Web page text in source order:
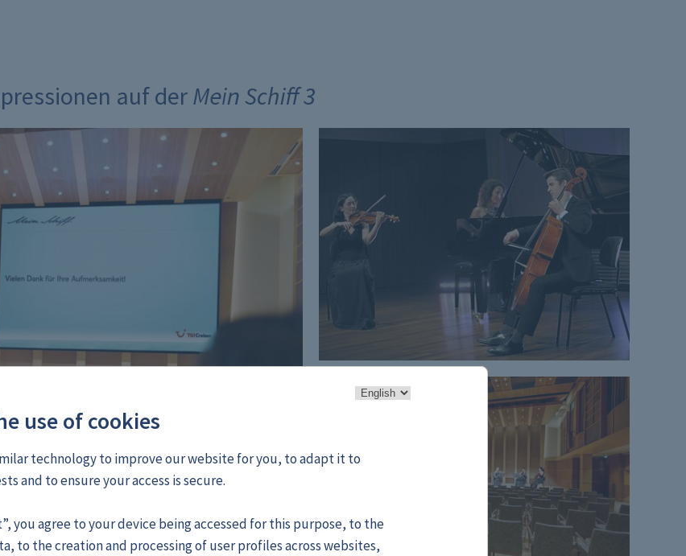
auf der Mein Schiff 3
use of cookies
technology to improve our website for you, to adapt it to
and to ensure your access is secure.
you agree to your device being accessed for this purpose, to the
to the creation and processing of user profiles across websites,